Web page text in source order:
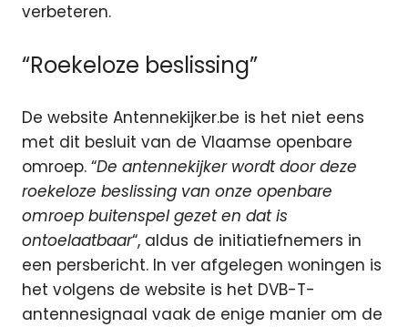
verbeteren.
“Roekeloze beslissing”
De website Antennekijker.be is het niet eens
met dit besluit van de Vlaamse openbare
omroep. “De antennekijker wordt door deze
roekeloze beslissing van onze openbare
omroep buitenspel gezet en dat is
ontoelaatbaar“, aldus de initiatiefnemers in
een persbericht. In ver afgelegen woningen is
het volgens de website is het DVB-T-
antennesignaal vaak de enige manier om de